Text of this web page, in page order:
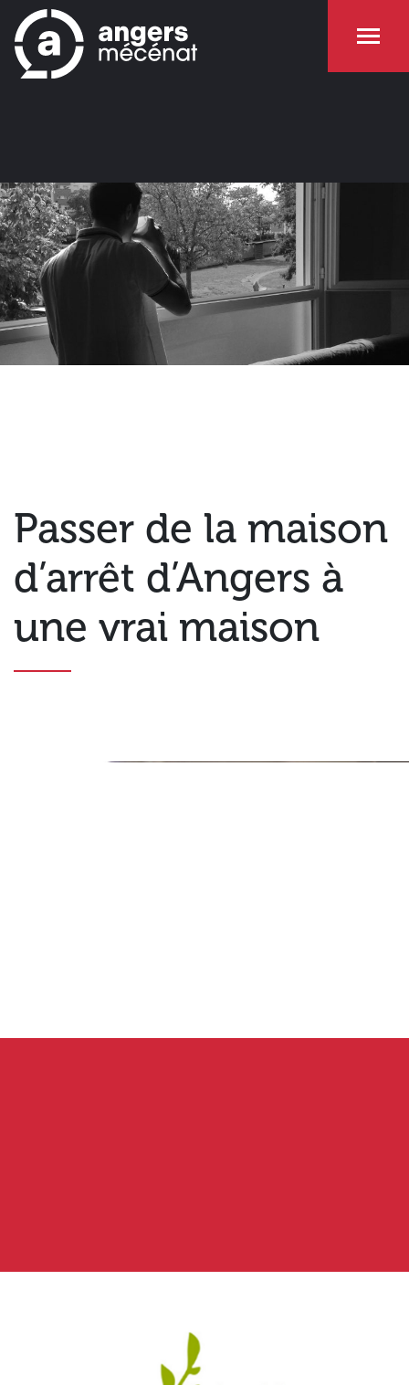
Passer de la maison
d’arrêt d’Angers à
une vrai maison